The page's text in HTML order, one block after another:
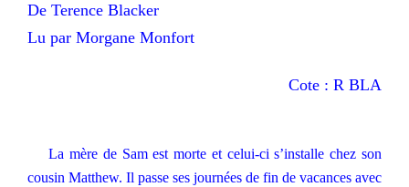
De Terence Blacker
Lu par Morgane Monfort
Cote : R BLA
La mère de Sam est morte et celui-ci s’installe chez son
cousin Matthew. Il passe ses journées de fin de vacances avec